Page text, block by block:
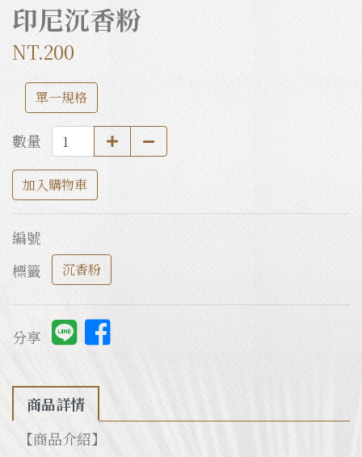
印尼沉香粉
NT.200
單一規格
數量
加入購物車
編號
標籤
沉香粉
分享
商品詳情
【商品介紹】